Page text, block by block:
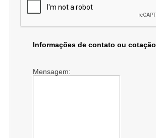
Informações de contato ou cotação
Mensagem: